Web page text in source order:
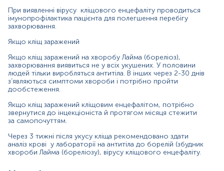
Синоніми
Маркер
Показання до призначення
Інтерферуючі чинники
Інтерпретація
Хвороба Лайма, лайм-бореліоз, іксодовий ерліхіоз,
іксодовий піроплазмоз
Маркер
Маркер інфікованості кліща збудниками кліщового
При виявленні вірусу кліщового енцефаліту проводиться
імунопрофілактика пацієнта для полегшення перебігу
захворювання.
Якщо кліщ заражений
Якщо кліщ заражений на хворобу Лайма (бореліоз),
захворювання виявиться не у всіх укушених. У половини
людей тільки виробляться антитіла. В інших через 2-30 днів
з’являються симптоми хвороби і потрібно пройти
дообстеження.
Якщо кліщ заражений кліщовим енцефалітом, потрібно
звернутися до інцекціоніста й протягом місяця стежити
за самопочуттям.
Через 3 тижні після укусу кліща рекомендовано здати
аналіз крові у лабораторії на антитіла до борелій (збудник
хвороби Лайма (бореліозу), вірусу кліщового енцефаліту.